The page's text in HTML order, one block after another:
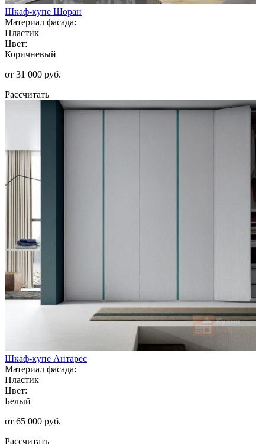
Шкаф-купе Шоран
Материал фасада:
Пластик
Цвет:
Коричневый
от 31 000 руб.
Рассчитать
Шкаф-купе Антарес
Материал фасада:
Пластик
Цвет:
Белый
от 65 000 руб.
Рассчитать